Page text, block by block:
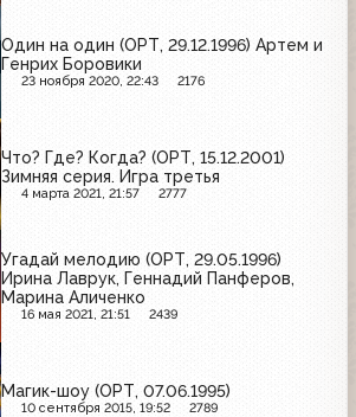
Один на один (ОРТ, 29.12.1996) Артем и
Генрих Боровики
23 ноября 2020, 22:43 2176
Что? Где? Когда? (ОРТ, 15.12.2001)
Зимняя серия. Игра третья
4 марта 2021, 21:57 2777
Угадай мелодию (ОРТ, 29.05.1996)
Ирина Лаврук, Геннадий Панферов,
Марина Аличенко
16 мая 2021, 21:51 2439
Магик-шоу (ОРТ, 07.06.1995)
10 сентября 2015, 19:52 2789